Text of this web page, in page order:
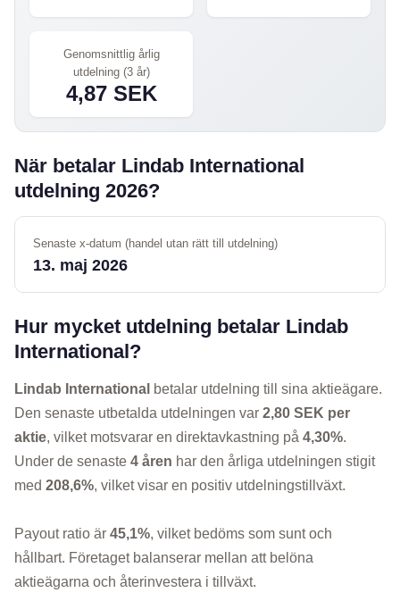
Genomsnittlig årlig
utdelning (3 år)
4,87 SEK
När betalar Lindab International
utdelning 2026?
Senaste x-datum (handel utan rätt till utdelning)
13. maj 2026
Hur mycket utdelning betalar Lindab
International?
Lindab International betalar utdelning till sina aktieägare.
Den senaste utbetalda utdelningen var 2,80 SEK per
aktie, vilket motsvarar en direktavkastning på 4,30%.
Under de senaste 4 åren har den årliga utdelningen stigit
med 208,6%, vilket visar en positiv utdelningstillväxt.
Payout ratio är 45,1%, vilket bedöms som sunt och
hållbart. Företaget balanserar mellan att belöna
aktieägarna och återinvestera i tillväxt.